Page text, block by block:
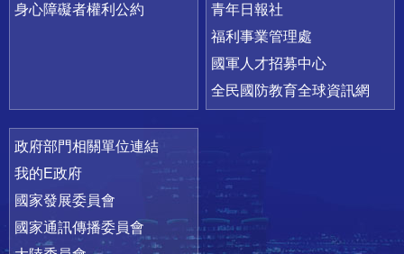
身心障礙者權利公約
青年日報社
福利事業管理處
國軍人才招募中心
全民國防教育全球資訊網
政府部門相關單位連結
我的E政府
國家發展委員會
國家通訊傳播委員會